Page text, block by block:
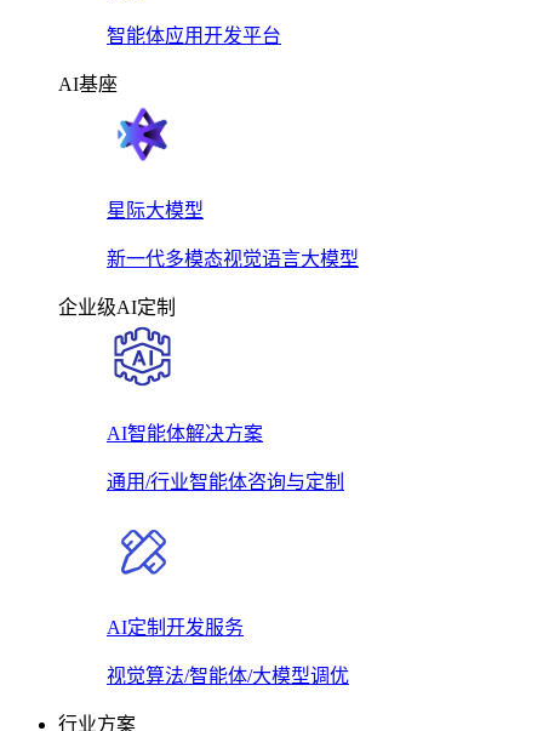
智能体应用开发平台
AI基座
星际大模型
新一代多模态视觉语言大模型
企业级AI定制
AI智能体解决方案
通用/行业智能体咨询与定制
AI定制开发服务
视觉算法/智能体/大模型调优
行业方案